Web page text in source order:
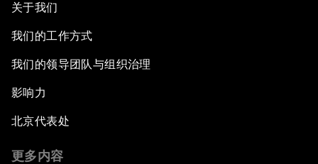
关于我们
我们的工作方式
我们的领导团队与组织治理
影响力
北京代表处
更多内容